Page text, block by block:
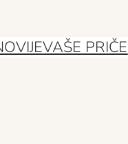
VAŠE PRIČE